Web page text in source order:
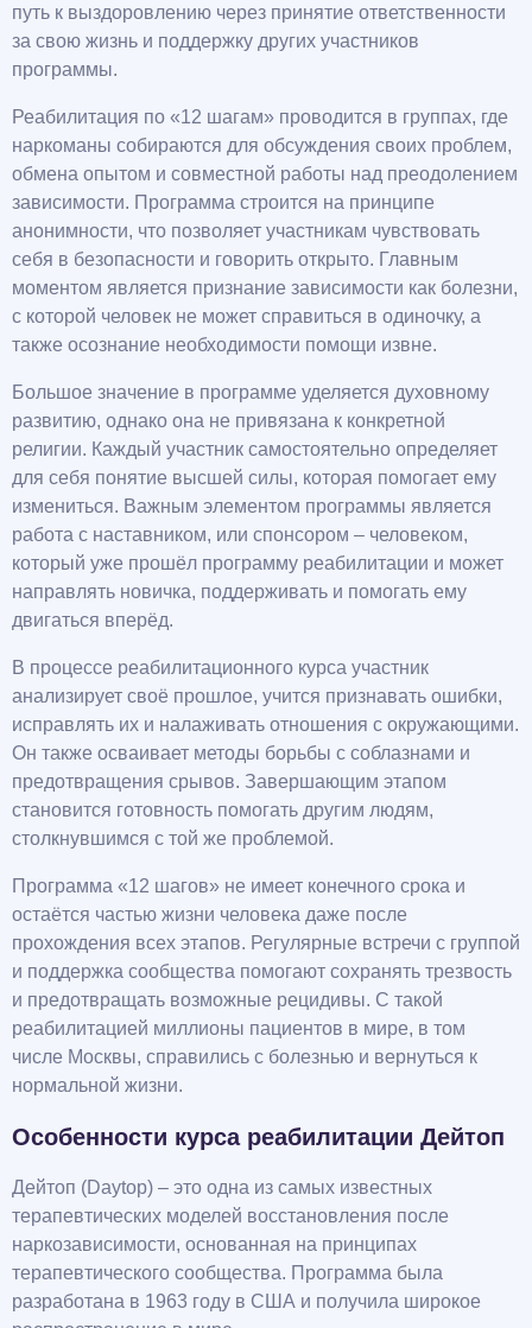
путь к выздоровлению через принятие ответственности
за свою жизнь и поддержку других участников
программы.
Реабилитация по «12 шагам» проводится в группах, где
наркоманы собираются для обсуждения своих проблем,
обмена опытом и совместной работы над преодолением
зависимости. Программа строится на принципе
анонимности, что позволяет участникам чувствовать
себя в безопасности и говорить открыто. Главным
моментом является признание зависимости как болезни,
с которой человек не может справиться в одиночку, а
также осознание необходимости помощи извне.
Большое значение в программе уделяется духовному
развитию, однако она не привязана к конкретной
религии. Каждый участник самостоятельно определяет
для себя понятие высшей силы, которая помогает ему
измениться. Важным элементом программы является
работа с наставником, или спонсором – человеком,
который уже прошёл программу реабилитации и может
направлять новичка, поддерживать и помогать ему
двигаться вперёд.
В процессе реабилитационного курса участник
анализирует своё прошлое, учится признавать ошибки,
исправлять их и налаживать отношения с окружающими.
Он также осваивает методы борьбы с соблазнами и
предотвращения срывов. Завершающим этапом
становится готовность помогать другим людям,
столкнувшимся с той же проблемой.
Программа «12 шагов» не имеет конечного срока и
остаётся частью жизни человека даже после
прохождения всех этапов. Регулярные встречи с группой
и поддержка сообщества помогают сохранять трезвость
и предотвращать возможные рецидивы. С такой
реабилитацией миллионы пациентов в мире, в том
числе Москвы, справились с болезнью и вернуться к
нормальной жизни.
Особенности курса реабилитации Дейтоп
Дейтоп (Daytop) – это одна из самых известных
терапевтических моделей восстановления после
наркозависимости, основанная на принципах
терапевтического сообщества. Программа была
разработана в 1963 году в США и получила широкое